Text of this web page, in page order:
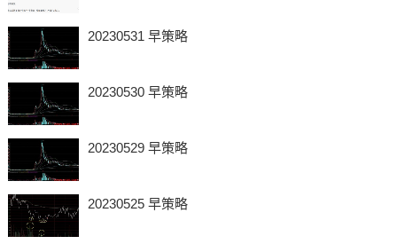
20230531 早策略
20230530 早策略
20230529 早策略
20230525 早策略